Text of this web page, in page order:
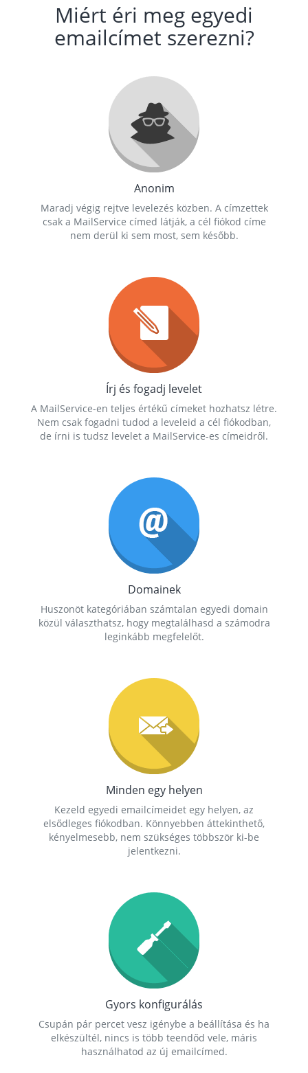
Miért éri meg egyedi
emailcímet szerezni?
Anonim
Maradj végig rejtve levelezés közben. A címzettek
csak a MailService címed látják, a cél fiókod címe
nem derül ki sem most, sem később.
Írj és fogadj levelet
A MailService-en teljes értékű címeket hozhatsz létre.
Nem csak fogadni tudod a leveleid a cél fiókodban,
de írni is tudsz levelet a MailService-es címeidről.
Domainek
Huszonöt kategóriában számtalan egyedi domain
közül választhatsz, hogy megtalálhasd a számodra
leginkább megfelelőt.
Minden egy helyen
Kezeld egyedi emailcímeidet egy helyen, az
elsődleges fiókodban. Könnyebben áttekinthető,
kényelmesebb, nem szükséges többször ki-be
jelentkezni.
Gyors konfigurálás
Csupán pár percet vesz igénybe a beállítása és ha
elkészültél, nincs is több teendőd vele, máris
használhatod az új emailcímed.